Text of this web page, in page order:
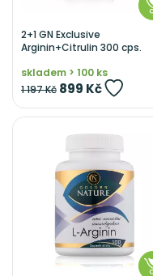
2+1 GN Exclusive
Arginin+Citrulin 300 cps.
skladem > 100 ks
1 197 Kč 899 Kč